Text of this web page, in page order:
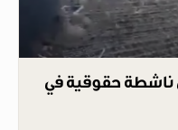
حقوقية في